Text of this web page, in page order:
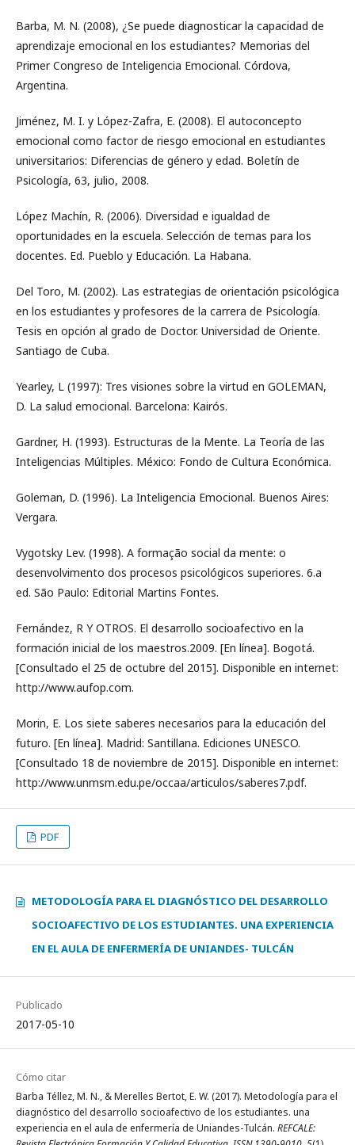
Barba, M. N. (2008), ¿Se puede diagnosticar la capacidad de
aprendizaje emocional en los estudiantes? Memorias del
Primer Congreso de Inteligencia Emocional. Córdova,
Argentina.
Jiménez, M. I. y López-Zafra, E. (2008). El autoconcepto
emocional como factor de riesgo emocional en estudiantes
universitarios: Diferencias de género y edad. Boletín de
Psicología, 63, julio, 2008.
López Machín, R. (2006). Diversidad e igualdad de
oportunidades en la escuela. Selección de temas para los
docentes. Ed. Pueblo y Educación. La Habana.
Del Toro, M. (2002). Las estrategias de orientación psicológica
en los estudiantes y profesores de la carrera de Psicología.
Tesis en opción al grado de Doctor. Universidad de Oriente.
Santiago de Cuba.
Yearley, L (1997): Tres visiones sobre la virtud en GOLEMAN,
D. La salud emocional. Barcelona: Kairós.
Gardner, H. (1993). Estructuras de la Mente. La Teoría de las
Inteligencias Múltiples. México: Fondo de Cultura Económica.
Goleman, D. (1996). La Inteligencia Emocional. Buenos Aires:
Vergara.
Vygotsky Lev. (1998). A formação social da mente: o
desenvolvimento dos procesos psicológicos superiores. 6.a
ed. São Paulo: Editorial Martins Fontes.
Fernández, R Y OTROS. El desarrollo socioafectivo en la
formación inicial de los maestros.2009. [En línea]. Bogotá.
[Consultado el 25 de octubre del 2015]. Disponible en internet:
http://www.aufop.com.
Morin, E. Los siete saberes necesarios para la educación del
futuro. [En línea]. Madrid: Santillana. Ediciones UNESCO.
[Consultado 18 de noviembre de 2015]. Disponible en internet:
http://www.unmsm.edu.pe/occaa/articulos/saberes7.pdf.
PDF
METODOLOGÍA PARA EL DIAGNÓSTICO DEL DESARROLLO
SOCIOAFECTIVO DE LOS ESTUDIANTES. UNA EXPERIENCIA
EN EL AULA DE ENFERMERÍA DE UNIANDES- TULCÁN
Publicado
2017-05-10
Cómo citar
Barba Téllez, M. N., & Merelles Bertot, E. W. (2017). Metodología para el
diagnóstico del desarrollo socioafectivo de los estudiantes. una
experiencia en el aula de enfermería de Uniandes-Tulcán. REFCALE: